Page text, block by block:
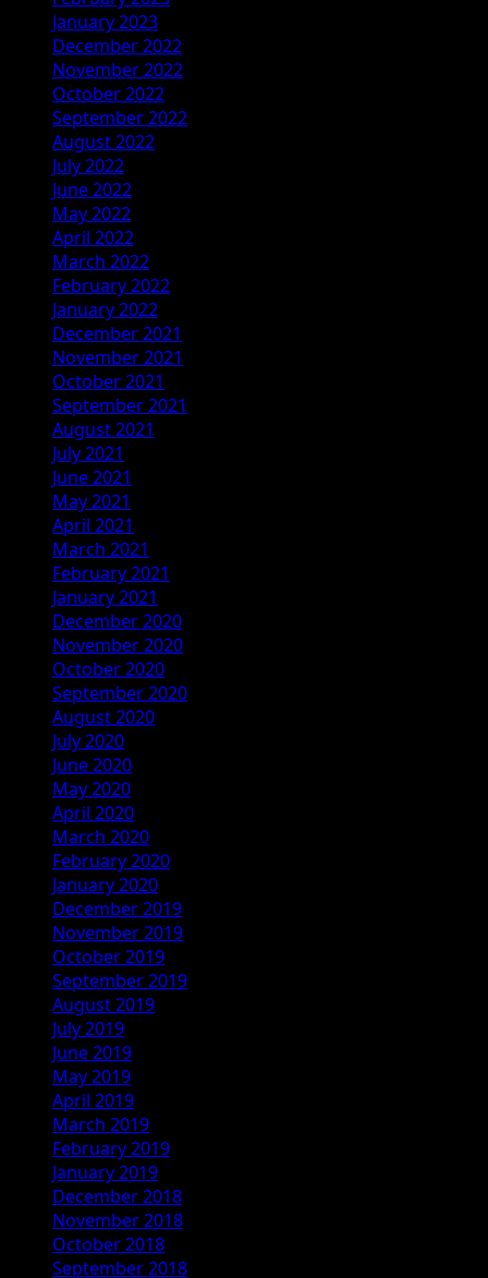
January 2023
December 2022
November 2022
October 2022
September 2022
August 2022
July 2022
June 2022
May 2022
April 2022
March 2022
February 2022
January 2022
December 2021
November 2021
October 2021
September 2021
August 2021
July 2021
June 2021
May 2021
April 2021
March 2021
February 2021
January 2021
December 2020
November 2020
October 2020
September 2020
August 2020
July 2020
June 2020
May 2020
April 2020
March 2020
February 2020
January 2020
December 2019
November 2019
October 2019
September 2019
August 2019
July 2019
June 2019
May 2019
April 2019
March 2019
February 2019
January 2019
December 2018
November 2018
October 2018
September 2018